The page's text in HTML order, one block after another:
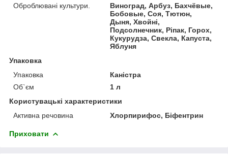
Оброблювані культури.
Виноград, Арбуз, Бахчёвые,
Бобовые, Соя, Тютюн,
Дыня, Хвойні,
Подсолнечник, Ріпак, Горох,
Кукурудза, Свекла, Капуста,
Яблуня
Упаковка
Упаковка
Каністра
Об`єм
1 л
Користувацькі характеристики
Активна речовина
Хлорпирифос, Біфентрин
Приховати